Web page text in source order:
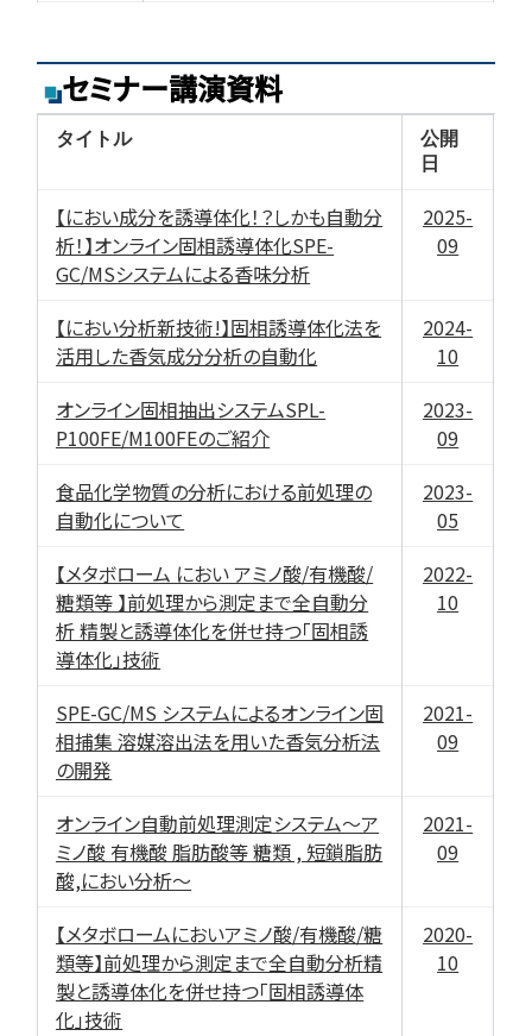
セミナー講演資料
タイトル
公開
日
【におい成分を誘導体化！？しかも自動分
析！】オンライン固相誘導体化SPE-
GC/MSシステムによる香味分析
2025-
09
【におい分析新技術!】固相誘導体化法を
活用した香気成分分析の自動化
2024-
10
オンライン固相抽出システムSPL-
P100FE/M100FEのご紹介
2023-
09
食品化学物質の分析における前処理の
自動化について
2023-
05
【メタボローム におい アミノ酸/有機酸/
糖類等 】前処理から測定まで全自動分
析 精製と誘導体化を併せ持つ「固相誘
導体化」技術
2022-
10
SPE-GC/MS システムによるオンライン固
相捕集 溶媒溶出法を用いた香気分析法
の開発
2021-
09
オンライン自動前処理測定システム～ア
ミノ酸 有機酸 脂肪酸等 糖類 , 短鎖脂肪
酸,におい分析～
2021-
09
【メタボロームにおいアミノ酸/有機酸/糖
類等】前処理から測定まで全自動分析精
製と誘導体化を併せ持つ「固相誘導体
化」技術
2020-
10